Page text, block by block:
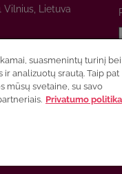
Vilnius, Lietuva
suasmenintų turinį bei
analizuotų srautą. Taip pat
mūsų svetaine, su savo
Privatumo politika